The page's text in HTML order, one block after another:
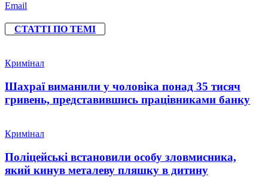
Email
СТАТТІ ПО ТЕМІ
Кримінал
Шахраї виманили у чоловіка понад 35 тисяч
гривень, представившись працівниками банку
Кримінал
Поліцейські встановили особу зловмисника,
який кинув металеву пляшку в дитину